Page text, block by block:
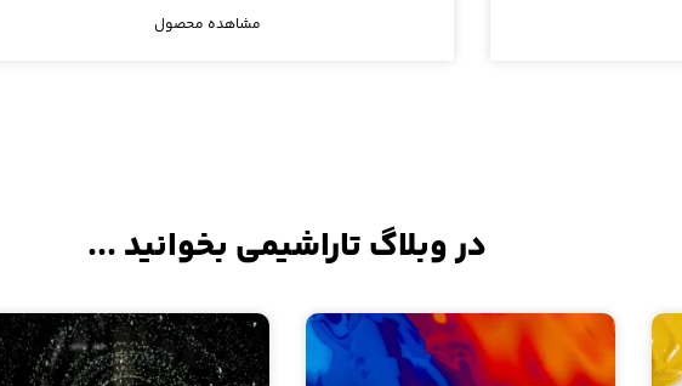
مشاهده محصول
در وبلاگ تاراشیمی بخوانید ...